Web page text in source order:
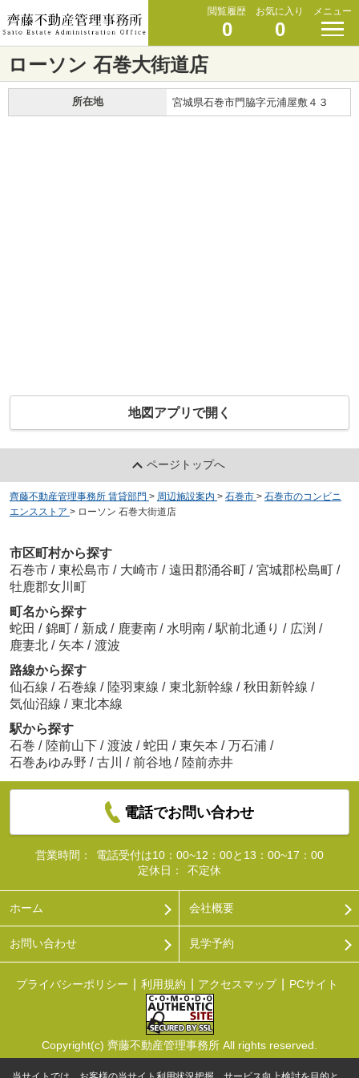
閲覧履歴
0
お気に入り
0
メニュー
ローソン 石巻大街道店
所在地 宮城県石巻市門脇字元浦屋敷４３
地図アプリで開く
ページトップへ
齊藤不動産管理事務所 賃貸部門 > 周辺施設案内 > 石巻市 > 石巻市のコンビニ
エンスストア > ローソン 石巻大街道店
市区町村から探す
石巻市 / 東松島市 / 大崎市 / 遠田郡涌谷町 / 宮城郡松島町 /
牡鹿郡女川町
町名から探す
蛇田 / 錦町 / 新成 / 鹿妻南 / 水明南 / 駅前北通り / 広渕 /
鹿妻北 / 矢本 / 渡波
路線から探す
仙石線 / 石巻線 / 陸羽東線 / 東北新幹線 / 秋田新幹線 /
気仙沼線 / 東北本線
駅から探す
石巻 / 陸前山下 / 渡波 / 蛇田 / 東矢本 / 万石浦 /
石巻あゆみ野 / 古川 / 前谷地 / 陸前赤井
電話でお問い合わせ
営業時間：
電話受付は10：00~12：00と13：00~17：00
定休日：
不定休
ホーム 会社概要
お問い合わせ 見学予約
プライバシーポリシー 利用規約 アクセスマップ PCサイト
Copyright(c) 齊藤不動産管理事務所 All rights reserved.